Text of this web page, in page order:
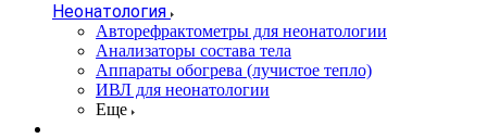
Неонатология
Авторефрактометры для неонатологии
Анализаторы состава тела
Аппараты обогрева (лучистое тепло)
ИВЛ для неонатологии
Еще